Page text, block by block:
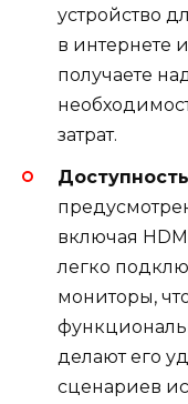
устройство
в интернете
получаете
затрат.
включая
легко
мониторы,
делают его
сценариев